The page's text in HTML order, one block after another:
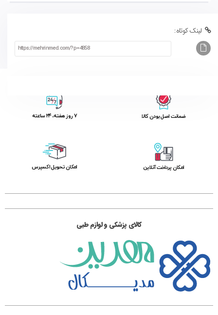
لینک کوتاه:
ﺿﻤﺎﻧﺖ اﺻﻞ ﺑﻮدن ﮐﺎﻟﺎ
امکان پرداخت آنلاین
۷ روز ﻫﻔﺘﻪ، ۲۴ ﺳﺎﻋﺘﻪ
اﻣﮑﺎن ﺗﺤﻮﯾﻞ اﮐﺴﭙﺮس
کالای پزشکی و لوازم طبی